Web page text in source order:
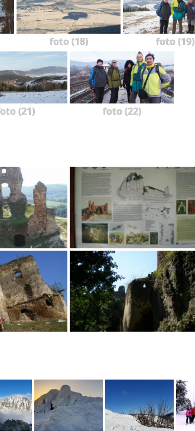
foto (18) foto (19)
(21) foto (22)